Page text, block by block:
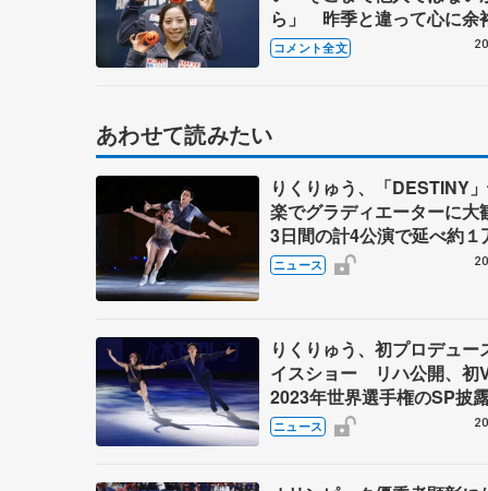
ら」 昨季と違って心に余
会中に新しいゲームでリラ
も【GPフランス大会・ペ
コメント全文
あわせて読みたい
りくりゅう、「DESTINY
楽でグラディエーターに
3日間の計4公演で延べ約１
人動員、三浦璃来さん感極
ニュース
りくりゅう、初プロデュー
イスショー リハ公開、初
2023年世界選手権のSP
ゼボロ、チョクベイら豪華
ーが来日
ニュース